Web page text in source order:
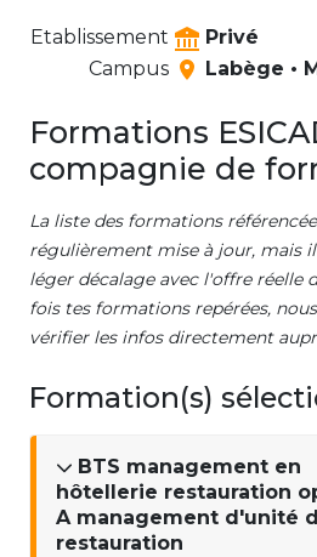
Etablissement
Privé
Campus
Labège •
Formations
compagnie de
La liste des formations
régulièrement mise à jour, mais
léger décalage avec l'offre réelle
fois tes formations repérées,
vérifier les infos directement
Formation(s)
BTS management en
hôtellerie restauration
A management d'unité
restauration